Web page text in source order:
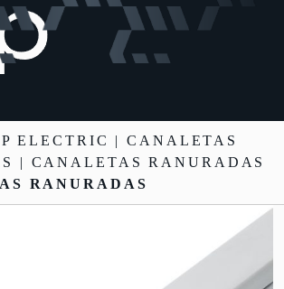
ELECTRIC |CANALETAS
| CANALETAS RANURADAS
RANURADAS